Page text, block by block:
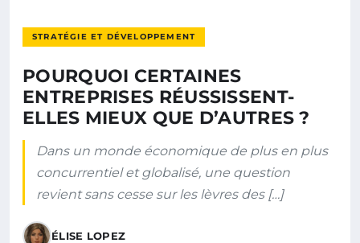
STRATÉGIE ET DÉVELOPPEMENT
POURQUOI CERTAINES
ENTREPRISES RÉUSSISSENT-
ELLES MIEUX QUE D’AUTRES ?
Dans un monde économique de plus en plus
concurrentiel et globalisé, une question
revient sans cesse sur les lèvres des […]
ÉLISE LOPEZ